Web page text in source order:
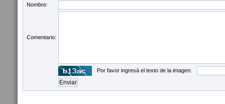
Nombre:
Comentario:
Por favor ingresá el texto de la imagen: